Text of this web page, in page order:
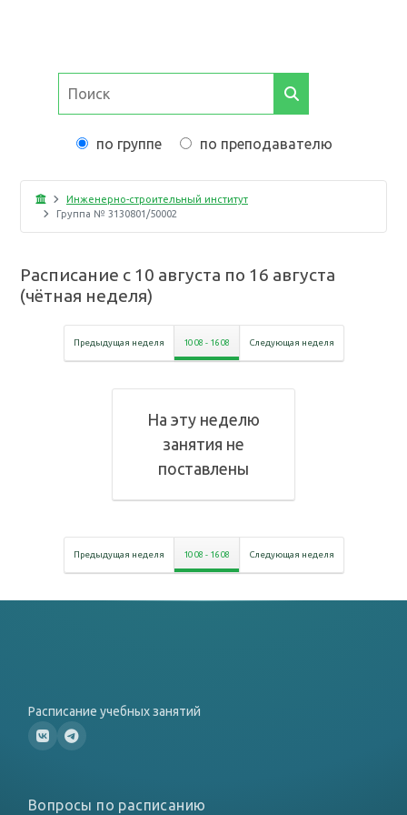
по группе по преподавателю
Инженерно-строительный институт
Группа № 3130801/50002
Расписание с 10 августа по 16 августа
(чётная неделя)
Предыдущая неделя 10 08 - 16 08 Следующая неделя
На эту неделю
занятия не
поставлены
Предыдущая неделя 10 08 - 16 08 Следующая неделя
Расписание учебных занятий
Вопросы по расписанию